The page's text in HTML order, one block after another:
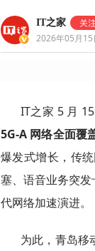
IT之家
2026年05月
IT之家 5 月
5G-A 网络全面覆
爆发式增长，传
塞、语音业务突
代网络加速演进。
为此，青岛移